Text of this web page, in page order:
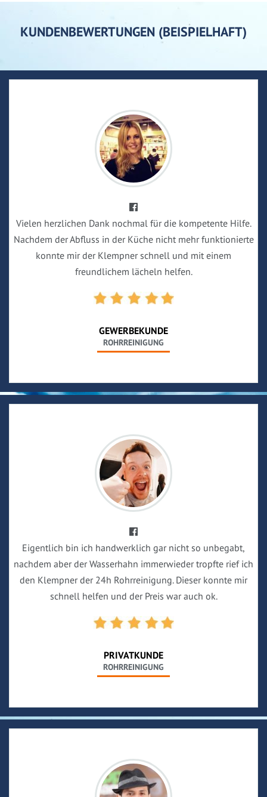
KUNDENBEWERTUNGEN (BEISPIELHAFT)
Vielen herzlichen Dank nochmal für die kompetente Hilfe.
Nachdem der Abfluss in der Küche nicht mehr funktionierte
konnte mir der Klempner schnell und mit einem
freundlichem lächeln helfen.
GEWERBEKUNDE
ROHRREINIGUNG
Eigentlich bin ich handwerklich gar nicht so unbegabt,
nachdem aber der Wasserhahn immerwieder tropfte rief ich
den Klempner der 24h Rohrreinigung. Dieser konnte mir
schnell helfen und der Preis war auch ok.
PRIVATKUNDE
ROHRREINIGUNG